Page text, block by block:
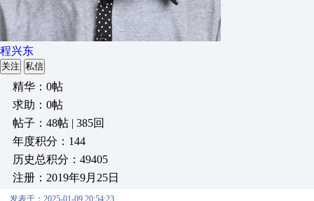
程兴东
关注 私信
精华：0帖
求助：0帖
帖子：48帖 | 385回
年度积分：144
历史总积分：49405
注册：2019年9月25日
发表于：2025-01-09 20:54:23